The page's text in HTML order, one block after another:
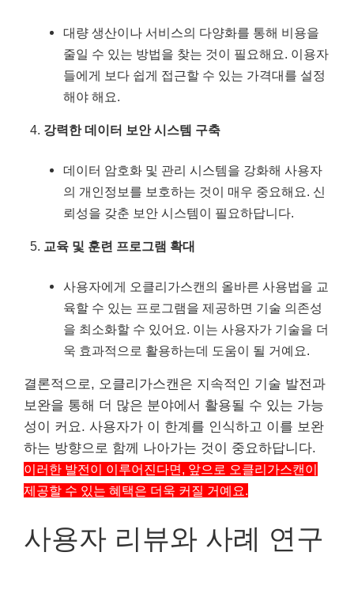
대량 생산이나 서비스의 다양화를 통해 비용을
줄일 수 있는 방법을 찾는 것이 필요해요. 이용자
들에게 보다 쉽게 접근할 수 있는 가격대를 설정
해야 해요.
강력한 데이터 보안 시스템 구축
데이터 암호화 및 관리 시스템을 강화해 사용자
의 개인정보를 보호하는 것이 매우 중요해요. 신
뢰성을 갖춘 보안 시스템이 필요하답니다.
교육 및 훈련 프로그램 확대
사용자에게 오클리가스캔의 올바른 사용법을 교
육할 수 있는 프로그램을 제공하면 기술 의존성
을 최소화할 수 있어요. 이는 사용자가 기술을 더
욱 효과적으로 활용하는데 도움이 될 거예요.
결론적으로, 오클리가스캔은 지속적인 기술 발전과
보완을 통해 더 많은 분야에서 활용될 수 있는 가능
성이 커요. 사용자가 이 한계를 인식하고 이를 보완
하는 방향으로 함께 나아가는 것이 중요하답니다.
이러한 발전이 이루어진다면, 앞으로 오클리가스캔이
제공할 수 있는 혜택은 더욱 커질 거예요.
사용자 리뷰와 사례 연구